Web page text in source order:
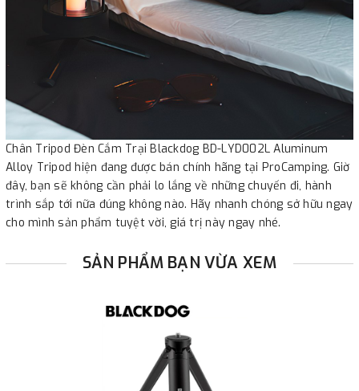
Chân Tripod Đèn Cắm Trại Blackdog BD-LYD002L Aluminum
Alloy Tripod hiện đang được bán chính hãng tại ProCamping. Giờ
đây, bạn sẽ không cần phải lo lắng về những chuyến đi, hành
trình sắp tới nữa đúng không nào. Hãy nhanh chóng sở hữu ngay
cho mình sản phẩm tuyệt vời, giá trị này ngay nhé.
SẢN PHẨM BẠN VỪA XEM